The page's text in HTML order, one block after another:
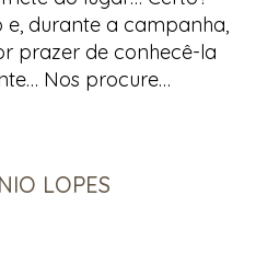
e, durante a campanha,
prazer de conhecê-la
Nos procure…
LOPES